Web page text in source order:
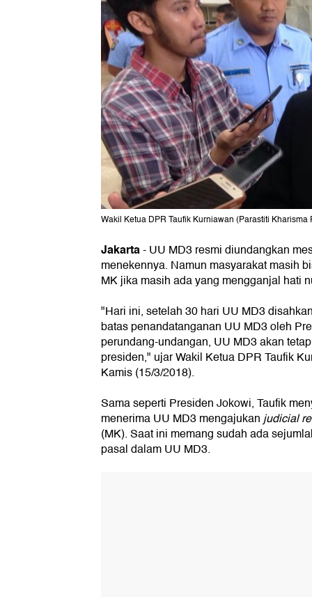
Wakil Ketua DPR Taufik Kurniawan (Parastiti Kharisma
Jakarta-UU MD3 resmi diundangkan
menekennya. Namun masyarakat masih
MK jika masih ada yang mengganjal hati
"Hari ini, setelah 30 hari UU MD3
batas penandatanganan UU MD3 oleh
perundang-undangan, UU MD3 akan
presiden," ujar Wakil Ketua DPR Taufik
Kamis (15/3/2018).
Sama seperti Presiden Jokowi, Taufik
menerima UU MD3 mengajukanjudicial
(MK). Saat ini memang sudah ada
pasal dalam UU MD3.